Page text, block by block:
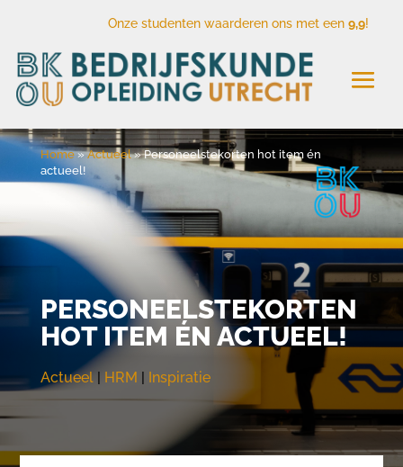
Onze studenten waarderen ons met een9,9!
Home»Actueel»Personeelstekorten hot item én
actueel!
PERSONEELSTEKORTEN
HOT ITEM ÉN ACTUEEL!
Actueel| HRM Inspiratie